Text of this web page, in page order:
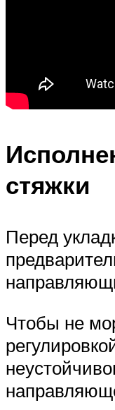
стяжки
Перед
Чтобы не